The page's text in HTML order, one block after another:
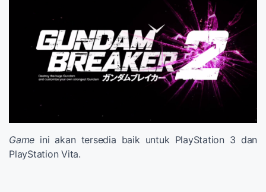
Game ini akan tersedia baik untuk PlayStation 3 dan
PlayStation Vita.